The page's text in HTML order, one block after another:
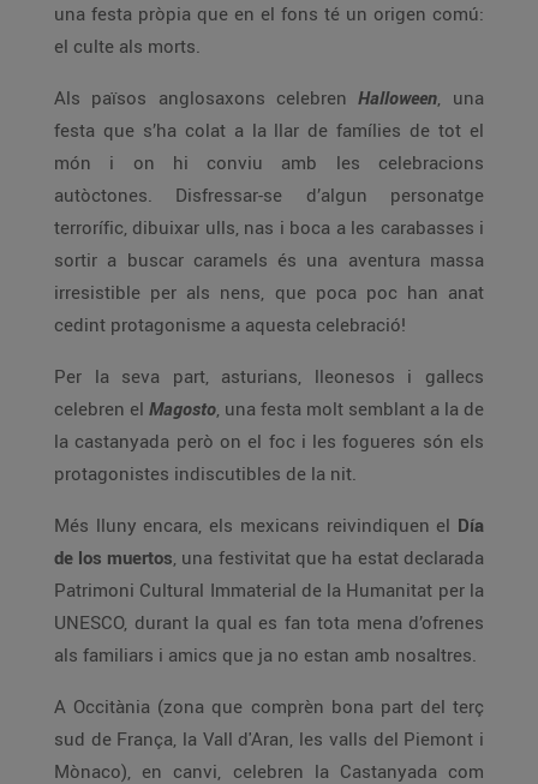
una festa pròpia que en el fons té un origen comú:
el culte als morts.
Als països anglosaxons celebren Halloween, una
festa que s’ha colat a la llar de famílies de tot el
món i on hi conviu amb les celebracions
autòctones. Disfressar-se d’algun personatge
terrorífic, dibuixar ulls, nas i boca a les carabasses i
sortir a buscar caramels és una aventura massa
irresistible per als nens, que poca poc han anat
cedint protagonisme a aquesta celebració!
Per la seva part, asturians, lleonesos i gallecs
celebren el Magosto, una festa molt semblant a la de
la castanyada però on el foc i les fogueres són els
protagonistes indiscutibles de la nit.
Més lluny encara, els mexicans reivindiquen el Día
de los muertos, una festivitat que ha estat declarada
Patrimoni Cultural Immaterial de la Humanitat per la
UNESCO, durant la qual es fan tota mena d’ofrenes
als familiars i amics que ja no estan amb nosaltres.
A Occitània (zona que comprèn bona part del terç
sud de França, la Vall d'Aran, les valls del Piemont i
Mònaco), en canvi, celebren la Castanyada com